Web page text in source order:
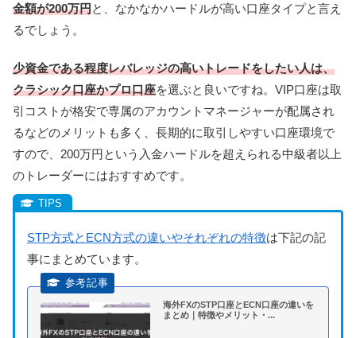
金額が200万円と、なかなかハードルが高い口座タイプと言え
るでしょう。
少資金である程度レバレッジの高いトレードをしたい人は、
クラシック口座かプロ口座を選ぶと良いですね。VIP口座は取
引コストが格安で専属のアカウントマネージャーが配属され
るなどのメリットも多く、長期的に取引しやすい口座環境で
すので、200万円という入金ハードルを超えられる中級者以上
のトレーダーにはおすすめです。
STP方式とECN方式の違いやそれぞれの特徴は下記の記
事にまとめています。
海外FXのSTP口座とECN口座の違いを
まとめ｜特徴やメリット・...